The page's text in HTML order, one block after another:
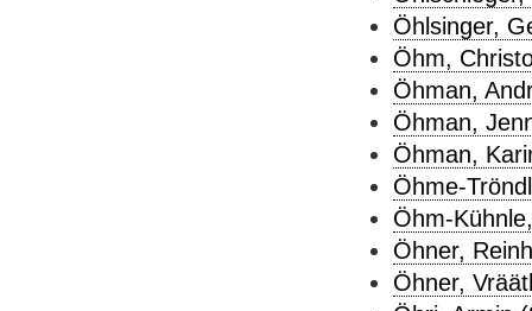
Öhlsinger,
Öhm,
Öhman,
Öhman,
Öhman,
Öhme-
Öhm-
Öhner,
Öhner,